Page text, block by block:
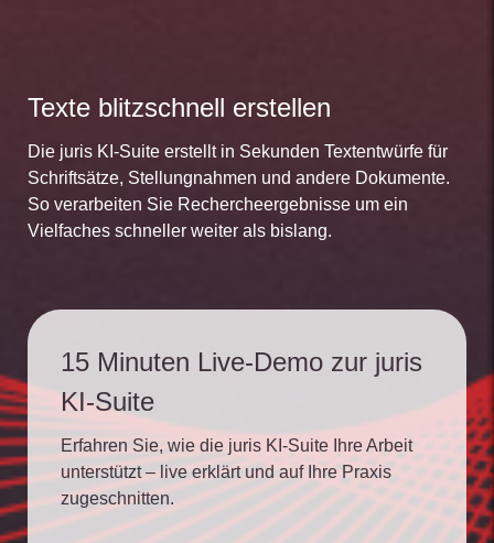
Texte blitzschnell erstellen
Die juris KI-Suite erstellt in Sekunden Textentwürfe für
Schriftsätze, Stellungnahmen und andere Dokumente.
So verarbeiten Sie Rechercheergebnisse um ein
Vielfaches schneller weiter als bislang.
15 Minuten Live-Demo zur juris
KI-Suite
Erfahren Sie, wie die juris KI-Suite Ihre Arbeit
unterstützt – live erklärt und auf Ihre Praxis
zugeschnitten.